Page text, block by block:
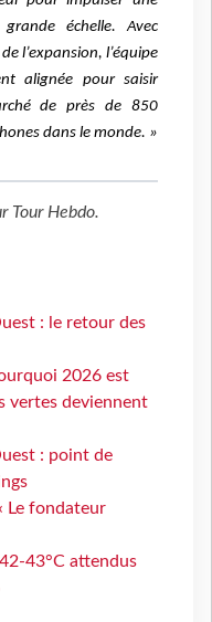
échelle. Avec
l’expansion, l’équipe
alignée pour saisir
de près de 850
dans le monde. »
Tour Hebdo.
: le retour des
2026 est
vertes deviennent
: point de
Le fondateur
43°C attendus